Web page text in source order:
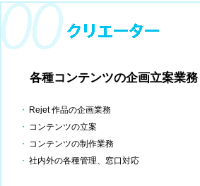
各種コンテンツの企画立案業務
Rejet 作品の企画業務
コンテンツの立案
コンテンツの制作業務
社内外の各種管理、窓口対応